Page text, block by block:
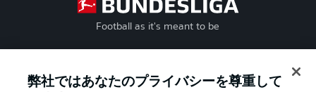
Football as it's meant to be
弊社ではあなたのプライバシーを尊重して